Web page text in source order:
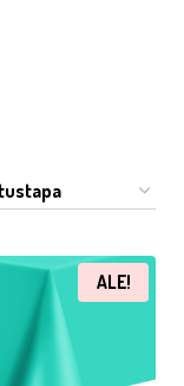
the Näytä lisää
ALE!